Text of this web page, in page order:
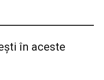
în aceste